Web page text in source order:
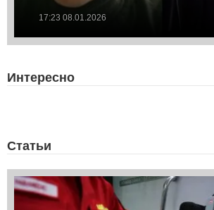
17:23 08.01.2026
Интересно
Статьи